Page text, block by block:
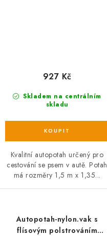
Skladem na centrálním
skladu
927 Kč
Kvalitní autopotah určený pro
cestování se psem v autě. Potah
má rozměry 1,5 m x 1,35...
Autopotah-nylon.vak s
flísovým polstrováním